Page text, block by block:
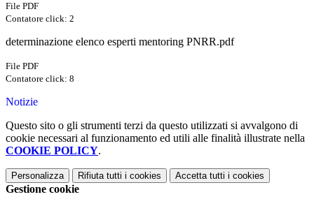
File PDF
Contatore click: 2
determinazione elenco esperti mentoring PNRR.pdf
File PDF
Contatore click: 8
Notizie
Questo sito o gli strumenti terzi da questo utilizzati si avvalgono di
cookie necessari al funzionamento ed utili alle finalità illustrate nella
COOKIE POLICY.
Personalizza Rifiuta tutti i cookies Accetta tutti i cookies
Gestione cookie